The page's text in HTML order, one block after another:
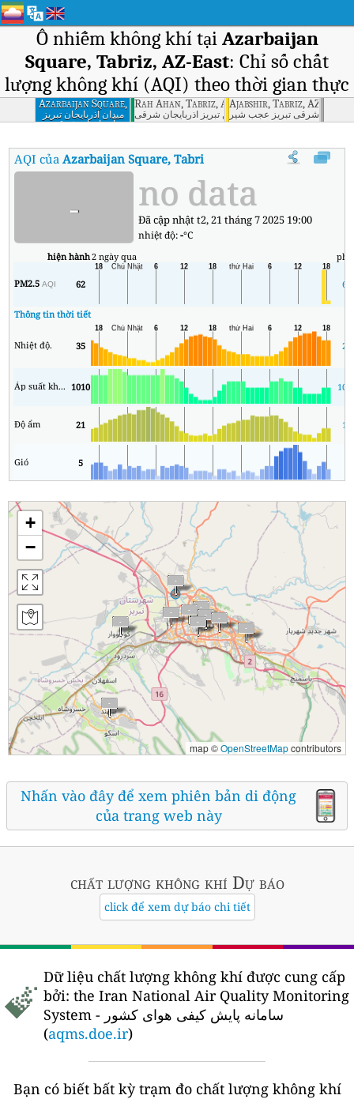
Ô nhiễm không khí tại Azarbaijan
Square, Tabriz, AZ-East: Chỉ số chất
lượng không khí (AQI) theo thời gian thực
Azarbaijan Square,
Tabriz, AZ-East
میدان آذربایجان تبریز
آذربایجان شرقی
Rah Ahan, Tabriz, AZ-East
راه آهن تبریز آذربایجان شرقی
Ajabshir, Tabriz, AZ-East
شرقی تبریز عجب شیر
AQI củaAzarbaijan Square, Tabriz, AZ-East Chỉ số chất lượng
- no data
Đã cập nhật t2, 21 tháng 7 2025 19:00
nhiệt độ:-°C
hiện hành2 ngày qua
PM2.5AQI 62 62
Thông tin thời tiết
Nhiệt độ. 35 24
Áp suất không khí 1010
Độ ẩm 21 12
Gió 5
+
−
map ©OpenStreetMapcontributors
Nhấn vào đây để xem phiên bản di động
của trang web này
chất lượng không khí Dự báo
click để xem dự báo chi tiết
Dữ liệu chất lượng không khí được cung cấp
bởi: the Iran National Air Quality Monitoring
System - سامانه پایش کیفی هوای کشور
(aqms.doe.ir)
Bạn có biết bất kỳ trạm đo chất lượng không khí